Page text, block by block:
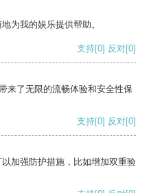
为我的娱乐提供帮助。
支持[0] 反对[0]
来了无限的流畅体验和安全性保
支持[0] 反对[0]
加强防护措施，比如增加双重验